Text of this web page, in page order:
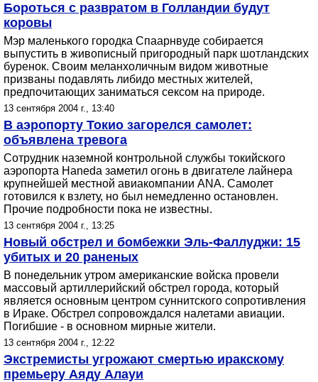
Бороться с развратом в Голландии будут
коровы
Мэр маленького городка Спаарнвуде собирается
выпустить в живописный пригородный парк шотландских
буренок. Своим меланхоличным видом животные
призваны подавлять либидо местных жителей,
предпочитающих заниматься сексом на природе.
13 сентября 2004 г., 13:40
В аэропорту Токио загорелся самолет:
объявлена тревога
Сотрудник наземной контрольной службы токийского
аэропорта Haneda заметил огонь в двигателе лайнера
крупнейшей местной авиакомпании ANA. Самолет
готовился к взлету, но был немедленно остановлен.
Прочие подробности пока не известны.
13 сентября 2004 г., 13:25
Новый обстрел и бомбежки Эль-Фаллуджи: 15
убитых и 20 раненых
В понедельник утром американские войска провели
массовый артиллерийский обстрел города, который
является основным центром суннитского сопротивления
в Ираке. Обстрел сопровождался налетами авиации.
Погибшие - в основном мирные жители.
13 сентября 2004 г., 12:22
Экстремисты угрожают смертью иракскому
премьеру Аяду Алауи